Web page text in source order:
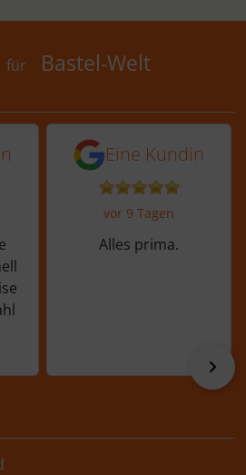
Bastel-Welt
für
Bastel-Welt
von einer Kundin vor
5 von 5 Sternen
Eine Kundin
vor 9 Tagen
Alles prima.
vor